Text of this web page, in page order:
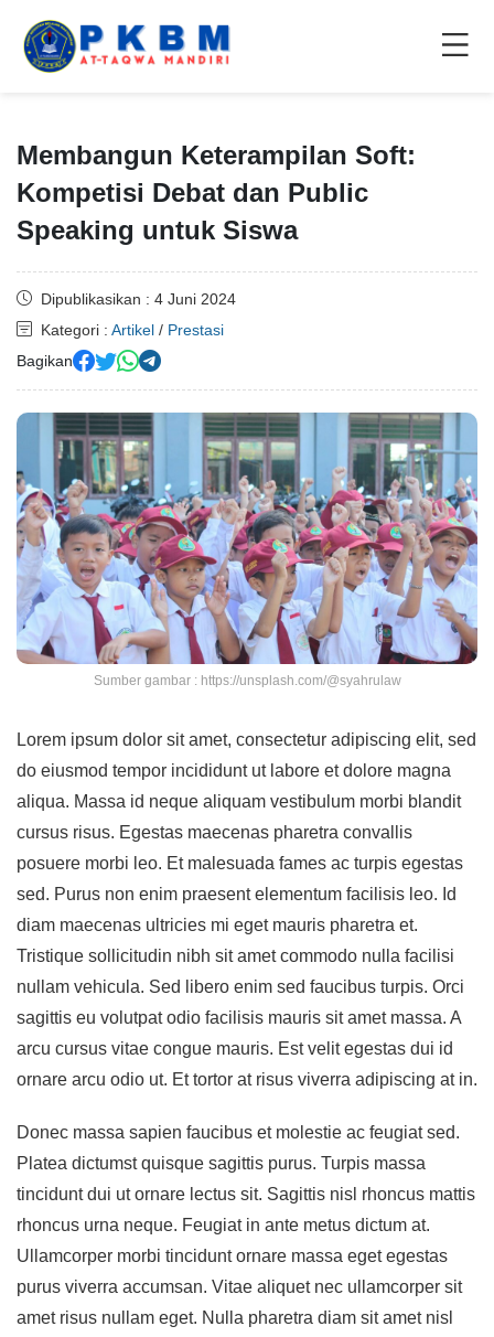
Membangun Keterampilan Soft:
Kompetisi Debat dan Public
Speaking untuk Siswa
Dipublikasikan : 4 Juni 2024
Kategori : Artikel / Prestasi
Bagikan
Sumber gambar : https://unsplash.com/@syahrulaw
Lorem ipsum dolor sit amet, consectetur adipiscing elit, sed
do eiusmod tempor incididunt ut labore et dolore magna
aliqua. Massa id neque aliquam vestibulum morbi blandit
cursus risus. Egestas maecenas pharetra convallis
posuere morbi leo. Et malesuada fames ac turpis egestas
sed. Purus non enim praesent elementum facilisis leo. Id
diam maecenas ultricies mi eget mauris pharetra et.
Tristique sollicitudin nibh sit amet commodo nulla facilisi
nullam vehicula. Sed libero enim sed faucibus turpis. Orci
sagittis eu volutpat odio facilisis mauris sit amet massa. A
arcu cursus vitae congue mauris. Est velit egestas dui id
ornare arcu odio ut. Et tortor at risus viverra adipiscing at in.
Donec massa sapien faucibus et molestie ac feugiat sed.
Platea dictumst quisque sagittis purus. Turpis massa
tincidunt dui ut ornare lectus sit. Sagittis nisl rhoncus mattis
rhoncus urna neque. Feugiat in ante metus dictum at.
Ullamcorper morbi tincidunt ornare massa eget egestas
purus viverra accumsan. Vitae aliquet nec ullamcorper sit
amet risus nullam eget. Nulla pharetra diam sit amet nisl